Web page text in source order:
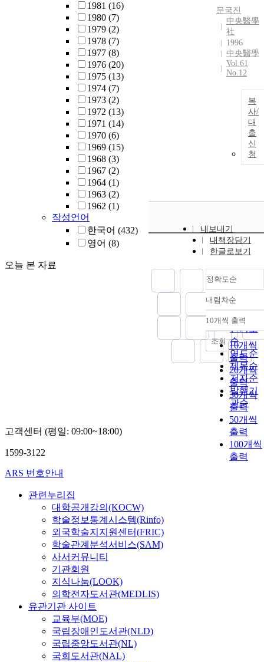
1981 (16)
1980 (7)
1979 (2)
1978 (7)
1977 (8)
1976 (20)
1975 (13)
1974 (7)
1973 (2)
1972 (13)
1971 (14)
1970 (6)
1969 (15)
1968 (3)
1967 (2)
1964 (1)
1963 (2)
1962 (1)
작성언어
한국어 (432)
영어 (8)
오늘 본 자료
문국진
中央醫學
社
1996
中央醫學
Vol.61
No.12
복
사/
대
출
신
청
내보내기
내책장담기
한글로보기
정확도순
정확도
순
인기도
순
연도순
제목순
저자순
발행기
관순
내림차순
내림차
10개씩 출력
10개씩
출력
20개씩
출력
30개씩
출력
50개씩
출력
100개씩
출력
조회
고객센터 (평일: 09:00~18:00)
1599-3122
ARS 번호안내
관련누리집
대학공개강의(KOCW)
학술정보통계시스템(Rinfo)
외국학술지지원센터(FRIC)
학술관계분석서비스(SAM)
사서커뮤니티
기관회원
지식나눔(LOOK)
의학전자도서관(MEDLIS)
유관기관 사이트
교육부(MOE)
국립장애인도서관(NLD)
국립중앙도서관(NL)
국회도서관(NAL)